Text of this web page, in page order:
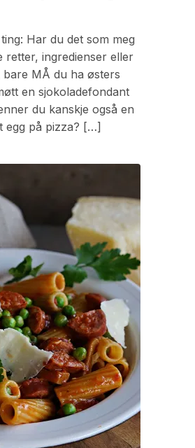
Har du det som meg
retter, ingredienser eller
MÅ du ha østers
en sjokoladefondant
du kanskje også en
egg på pizza? […]